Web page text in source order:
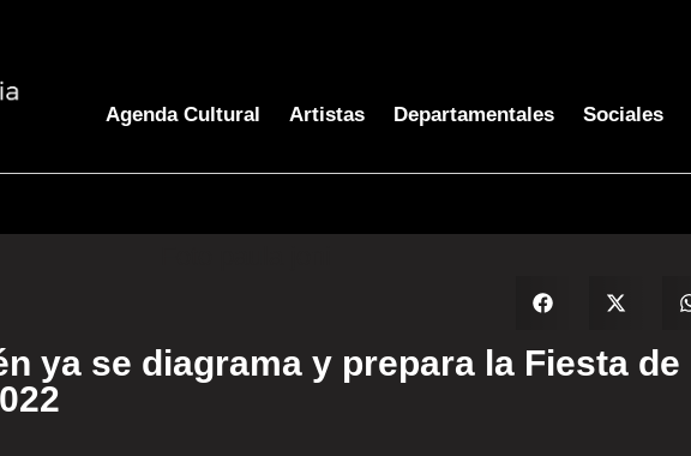
Agenda Cultural Artistas Departamentales Sociales
ya se diagrama y prepara la Fiesta de